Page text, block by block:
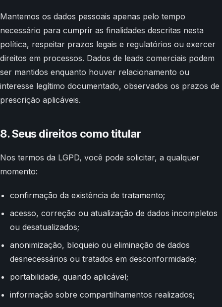
Mantemos os dados pessoais apenas pelo tempo
necessário para cumprir as finalidades descritas nesta
política, respeitar prazos legais e regulatórios ou exercer
direitos em processos. Dados de leads comerciais podem
ser mantidos enquanto houver relacionamento ou
interesse legítimo documentado, observados os prazos de
prescrição aplicáveis.
8. Seus direitos como titular
Nos termos da LGPD, você pode solicitar, a qualquer
momento:
confirmação da existência de tratamento;
acesso, correção ou atualização de dados incompletos
ou desatualizados;
anonimização, bloqueio ou eliminação de dados
desnecessários ou tratados em desconformidade;
portabilidade, quando aplicável;
informação sobre compartilhamentos realizados;